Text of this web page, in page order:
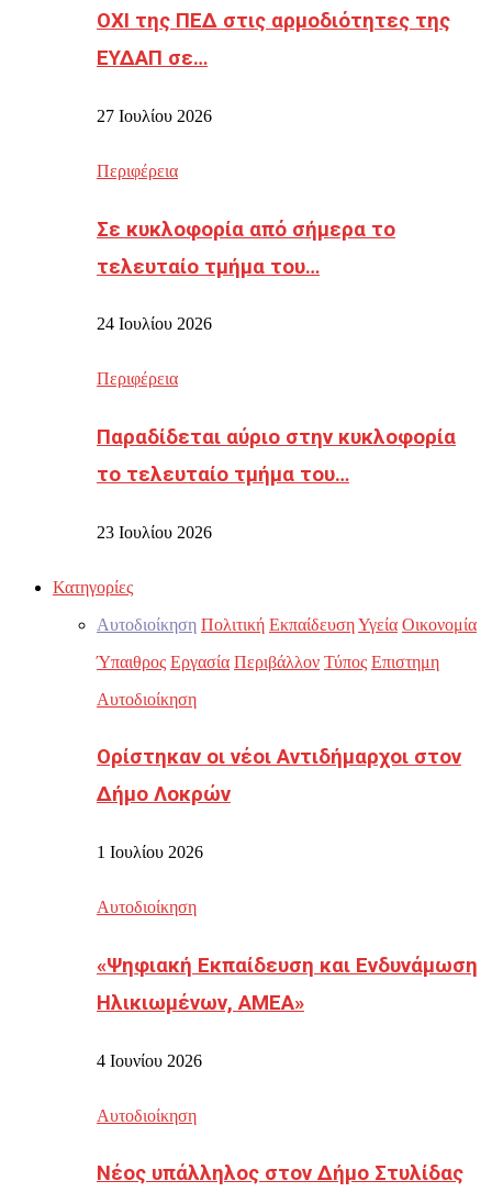
ΟΧΙ της ΠΕΔ στις αρμοδιότητες της
ΕΥΔΑΠ σε…
27 Ιουλίου 2026
Περιφέρεια
Σε κυκλοφορία από σήμερα το
τελευταίο τμήμα του…
24 Ιουλίου 2026
Περιφέρεια
Παραδίδεται αύριο στην κυκλοφορία
το τελευταίο τμήμα του…
23 Ιουλίου 2026
Κατηγορίες
Αυτοδιοίκηση Πολιτική ΕκπαίδευσηΥγεία Οικονομία
Ύπαιθρος Εργασία Περιβάλλον Τύπος Επιστημη
Αυτοδιοίκηση
Ορίστηκαν οι νέοι Αντιδήμαρχοι στον
Δήμο Λοκρών
1 Ιουλίου 2026
Αυτοδιοίκηση
«Ψηφιακή Εκπαίδευση και Ενδυνάμωση
Ηλικιωμένων, ΑΜΕΑ»
4 Ιουνίου 2026
Αυτοδιοίκηση
Νέος υπάλληλος στον Δήμο Στυλίδας